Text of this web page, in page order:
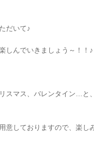
だいて♪
しんでいきましょう～！！♪
スマス、バレンタイン…と
意しておりますので、楽し